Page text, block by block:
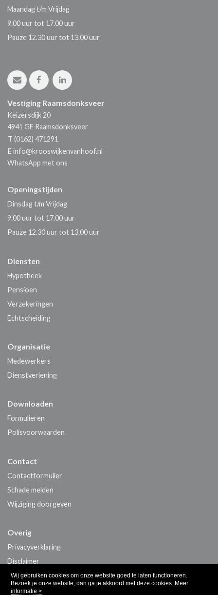
Wij gebruiken cookies om onze website goed te laten functioneren.
Bezoek je onze website, dan ga je akkoord met deze cookies. Meer
informatie >
Maandag t/m Vrijdag
9.00 uur tot 17.00 uur
Pauze 12.30 uur tot 13.00 uur
Vestiging Raamsdonksveer
Keizersdijk 20
4941 GE Raamsdonksveer
T (0162) 471291
E info@krooswijkenvanhoof.nl
WhatsApp met ons
Openingstijden
Dinsdag t/m Vrijdag
9.00 uur tot 17.00 uur
Pauze 12.30 uur tot 13.00 uur
Diensten
Hypotheek
Pensioen
Verzekeringen
Echtscheiding
Organisatie
Medewerkers
Dienstverlening
Downloaden
Formulieren
Polisvoorwaarden
Contact
Contactformulier
Schade melden
Wijziging doorgeven
Overig
Privacyverklaring
Disclaimer
Cookiebeleid